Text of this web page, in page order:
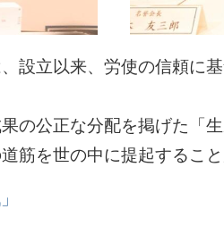
設立以来、労使の信頼に
の公正な分配を掲げた「
筋を世の中に提起するこ